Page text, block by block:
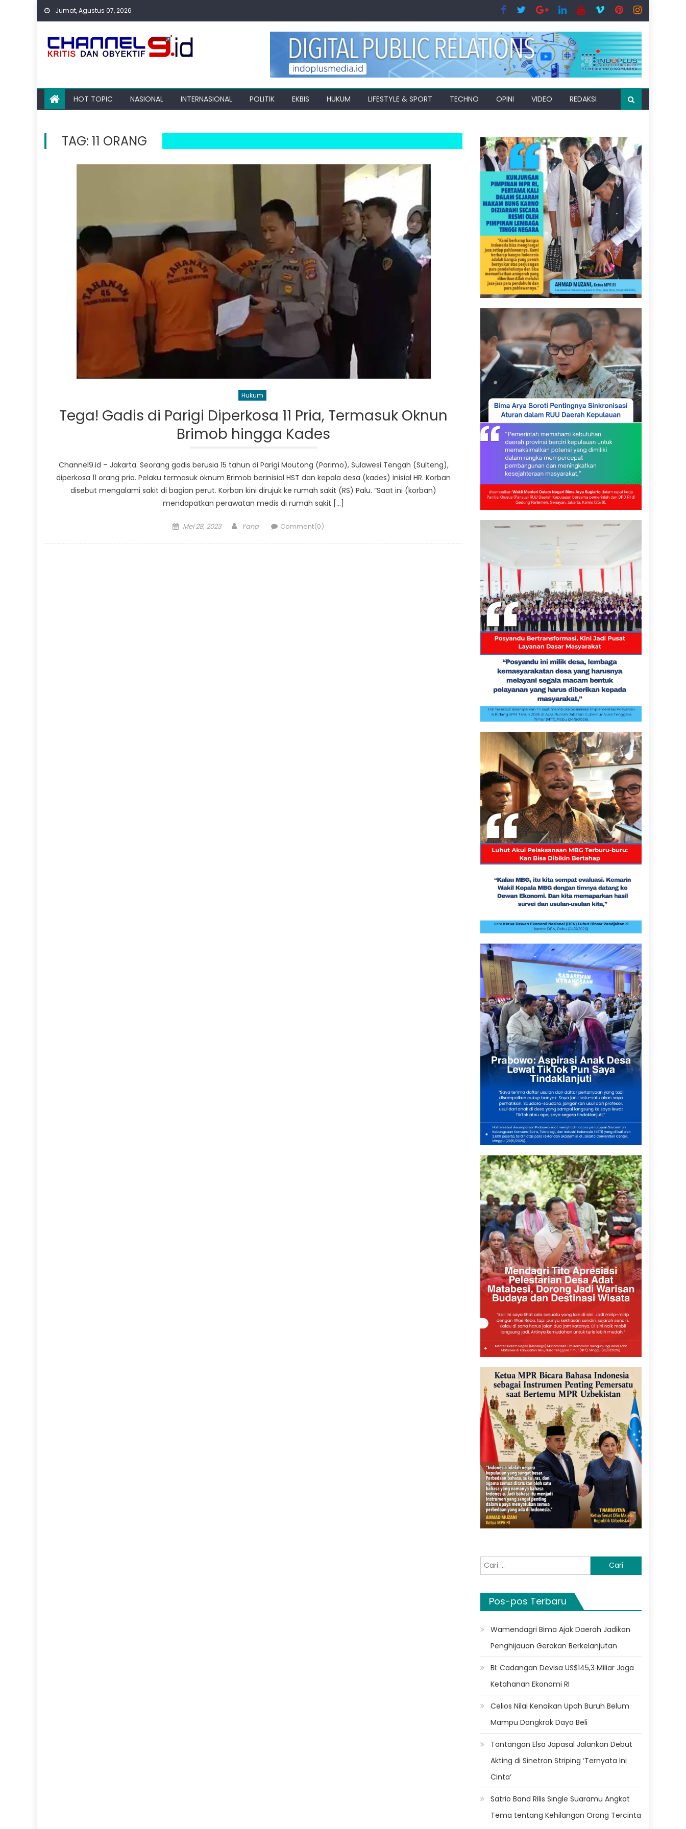
Skip
Jumat, Agustus 07, 2026
HOT TOPIC NASIONAL INTERNASIONAL POLITIK EKBIS HUKUM LIFESTYLE & SPORT TECHNO OPINI VIDEO REDAKSI
TAG: 11 ORANG
Hukum
Tega! Gadis di Parigi Diperkosa 11 Pria, Termasuk Oknun
Brimob hingga Kades
Channel9.id – Jakarta. Seorang gadis berusia 15 tahun di Parigi Moutong (Parimo), Sulawesi Tengah (Sulteng),
diperkosa 11 orang pria. Pelaku termasuk oknum Brimob berinisial HST dan kepala desa (kades) inisial HR. Korban
disebut mengalami sakit di bagian perut. Korban kini dirujuk ke rumah sakit (RS) Palu. “Saat ini (korban)
mendapatkan perawatan medis di rumah sakit […]
Posted
Mei 28, 2023 Author
Yana Comment(0)
Cari
untuk:
Pos-pos Terbaru
Wamendagri Bima Ajak Daerah Jadikan
Penghijauan Gerakan Berkelanjutan
BI: Cadangan Devisa US$145,3 Miliar Jaga
Ketahanan Ekonomi RI
Celios Nilai Kenaikan Upah Buruh Belum
Mampu Dongkrak Daya Beli
Tantangan Elsa Japasal Jalankan Debut
Akting di Sinetron Striping ‘Ternyata Ini
Cinta’
Satrio Band Rilis Single Suaramu Angkat
Tema tentang Kehilangan Orang Tercinta